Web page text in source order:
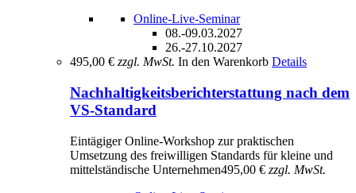
Online-Live-Seminar
08.-09.03.2027
26.-27.10.2027
495,00 € zzgl. MwSt. In den Warenkorb Details
Nachhaltigkeitsberichterstattung nach dem
VS-Standard
Eintägiger Online-Workshop zur praktischen
Umsetzung des freiwilligen Standards für kleine und
mittelständische Unternehmen495,00 € zzgl. MwSt.